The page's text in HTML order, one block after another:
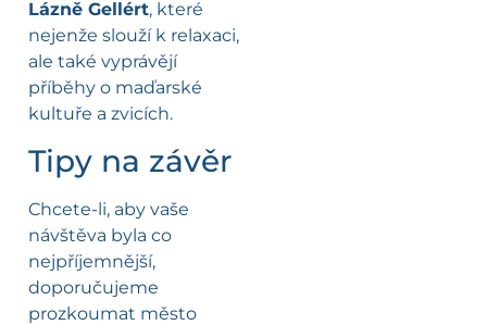
Lázně Gellért, které
nejenže slouží k relaxaci,
ale také vyprávějí
příběhy o maďarské
kultuře a zvicích.
Tipy na závěr
Chcete-li, aby vaše
návštěva byla co
nejpříjemnější,
doporučujeme
prozkoumat město